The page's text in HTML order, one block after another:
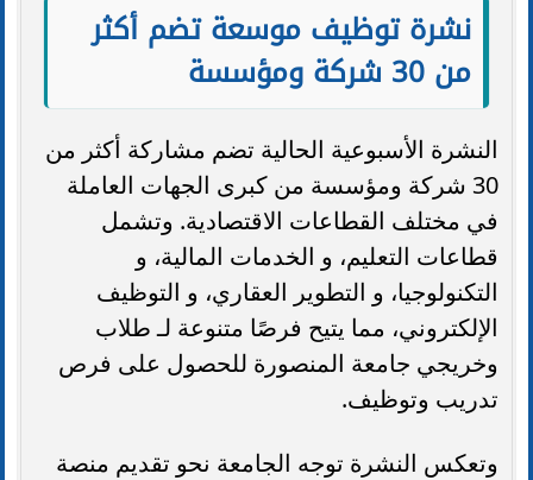
نشرة توظيف موسعة تضم أكثر
من 30 شركة ومؤسسة
النشرة الأسبوعية الحالية تضم مشاركة أكثر من
30 شركة ومؤسسة من كبرى الجهات العاملة
في مختلف القطاعات الاقتصادية. وتشمل
قطاعات التعليم، و الخدمات المالية، و
التكنولوجيا، و التطوير العقاري، و التوظيف
الإلكتروني، مما يتيح فرصًا متنوعة لـ طلاب
وخريجي جامعة المنصورة للحصول على فرص
تدريب وتوظيف.
وتعكس النشرة توجه الجامعة نحو تقديم منصة